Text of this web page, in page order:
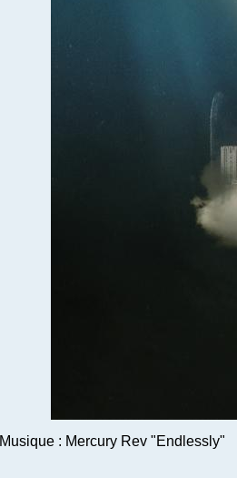
Musique : Mercury Rev "Endlessly"